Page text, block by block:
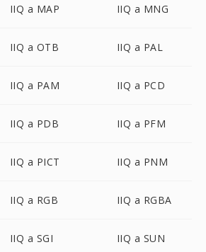
IIQ a MAP IIQ a MNG
IIQ a OTB IIQ a PAL
IIQ a PAM IIQ a PCD
IIQ a PDB IIQ a PFM
IIQ a PICT IIQ a PNM
IIQ a RGB IIQ a RGBA
IIQ a SGI IIQ a SUN